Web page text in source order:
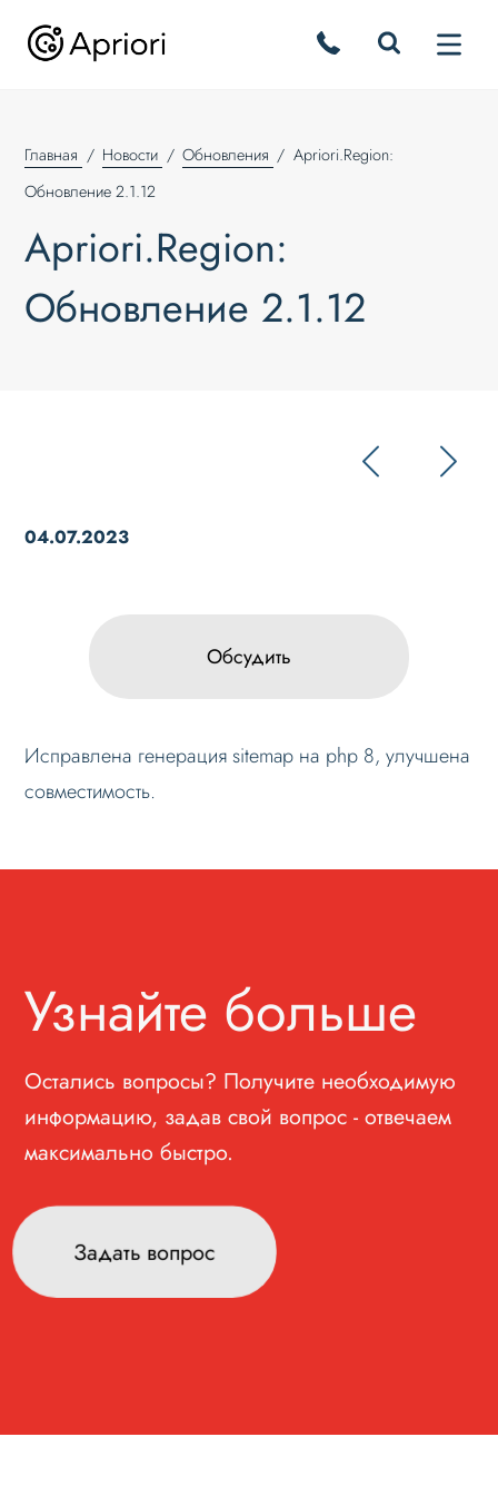
Главная Новости Обновления
Apriori.Region:
Обновление 2.1.12
Apriori.Region:
Обновление 2.1.12
04.07.2023
Обсудить
Исправлена генерация sitemap на php 8, улучшена
совместимость.
Узнайте больше
Остались вопросы? Получите необходимую
информацию, задав свой вопрос - отвечаем
максимально быстро.
Задать вопрос